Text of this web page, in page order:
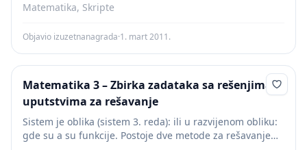
Matematika, Skripte
Objavio izuzetnanagrada·1. mart 2011.
Matematika 3 – Zbirka zadataka sa rešenjima i
uputstvima za rešavanje
Sistem je oblika (sistem 3. reda): ili u razvijenom obliku:
gde su a su funkcije. Postoje dve metode za rešavanje